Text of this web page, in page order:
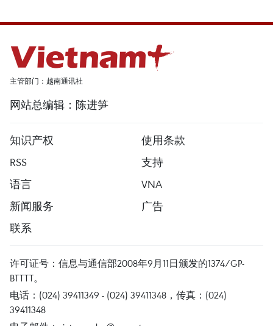
主管部门：越南通讯社
网站总编辑：陈进笋
知识产权
使用条款
RSS
支持
语言
VNA
新闻服务
广告
联系
许可证号：信息与通信部2008年9月11日颁发的1374/GP-
BTTTT。
电话：(024) 39411349 - (024) 39411348，传真：(024)
39411348